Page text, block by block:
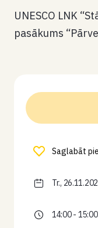
UNESCO LNK
pasākums
Saglabāt
Tr.,
14:00 - 15:00